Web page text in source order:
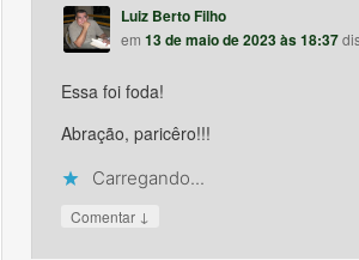
Luiz Berto Filho
em13 de maio de 2023 às 18:37
Essa foi foda!
Abração, paricêro!!!
Carregando...
Comentar ↓